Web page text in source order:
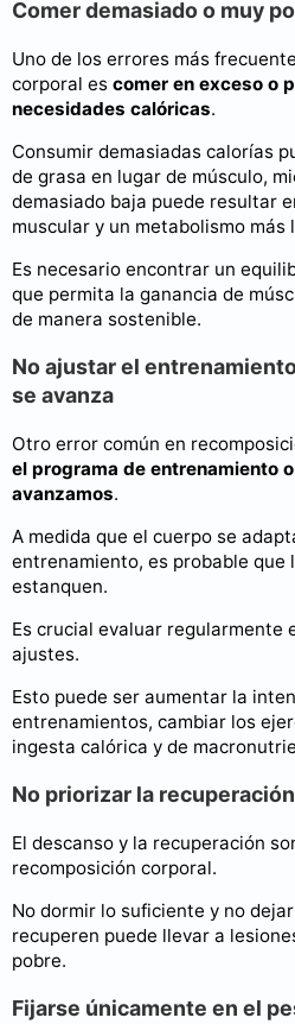
Comer demasiado o muy
Uno de los errores más
corporal es comer en exceso o
necesidades calóricas.
Consumir demasiadas calorías
de grasa en lugar de músculo,
demasiado baja puede resultar
muscular y un metabolismo más
Es necesario encontrar un
que permita la ganancia de
de manera sostenible.
No ajustar el
se avanza
Otro error común en
el programa de entrenamiento
avanzamos.
A medida que el cuerpo se
entrenamiento, es probable que
estanquen.
Es crucial evaluar regularmente
ajustes.
Esto puede ser aumentar la
entrenamientos, cambiar los
ingesta calórica y de
No priorizar la
El descanso y la recuperación
recomposición corporal.
No dormir lo suficiente y no
recuperen puede llevar a
pobre.
Fijarse únicamente en el